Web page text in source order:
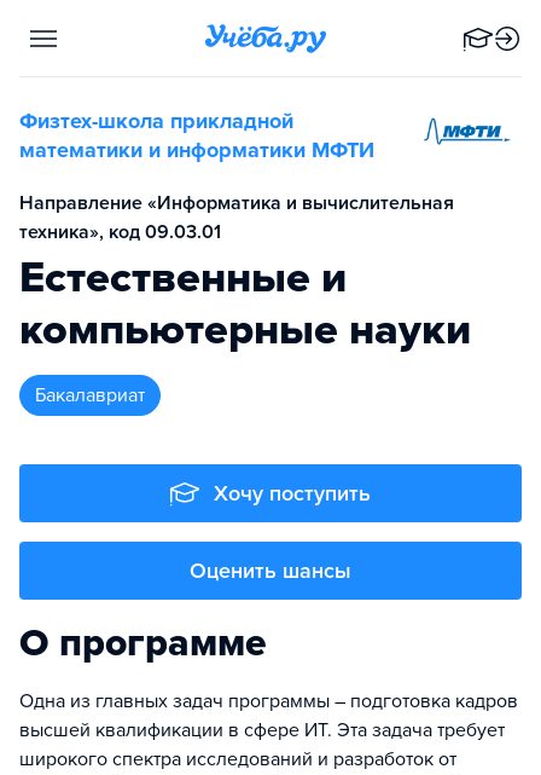
Физтех-школа прикладной
математики и информатики МФТИ
Направление «Информатика и вычислительная
техника», код 09.03.01
Естественные и
компьютерные науки
бакалавриат
Хочу поступить
Оценить шансы
О программе
Одна из главных задач программы – подготовка кадров
высшей квалификации в сфере ИТ. Эта задача требует
широкого спектра исследований и разработок от